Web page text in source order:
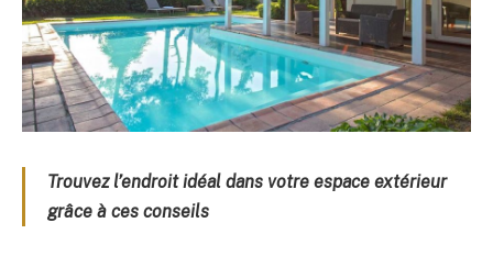
Trouvez l’endroit idéal dans votre espace extérieur
grâce à ces conseils